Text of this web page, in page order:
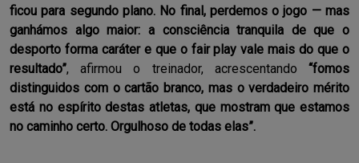
ficou para segundo plano. No final, perdemos o jogo — mas
ganhámos algo maior: a consciência tranquila de que o
desporto forma caráter e que o fair play vale mais do que o
resultado”, afirmou o treinador, acrescentando “fomos
distinguidos com o cartão branco, mas o verdadeiro mérito
está no espírito destas atletas, que mostram que estamos
no caminho certo. Orgulhoso de todas elas”.